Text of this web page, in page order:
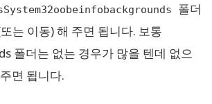
폴더
는 이동) 해 주면 됩니다. 보통
폴더는 없는 경우가 많을 텐데 없으
면 됩니다.